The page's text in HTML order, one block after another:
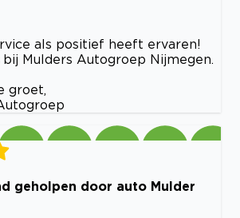
als positief heeft ervaren!
Mulders Autogroep Nijmegen.
groet,
geholpen door auto Mulder